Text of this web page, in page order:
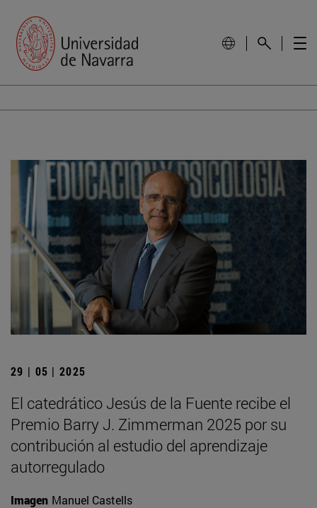
29 | 05 | 2025
El catedrático Jesús de la Fuente recibe el
Premio Barry J. Zimmerman 2025 por su
contribución al estudio del aprendizaje
autorregulado
Imagen Manuel Castells